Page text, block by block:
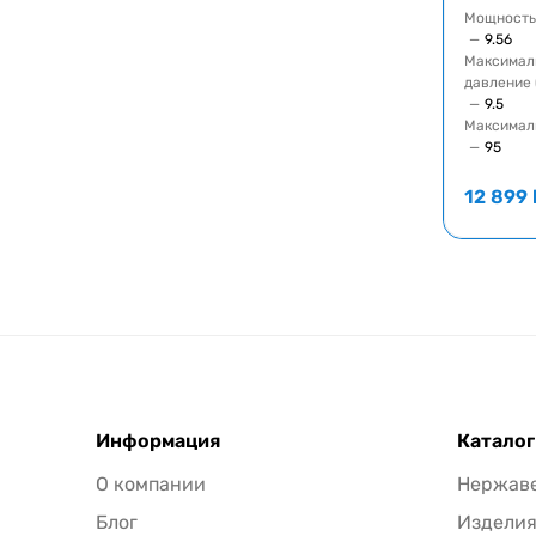
Мощность
— 9.56
давление
— 9.5
— 95
12 899
Информация
О компании
Блог
Каталог
Изделия